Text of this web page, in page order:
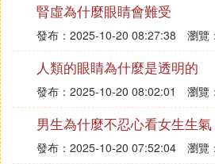
腎虛為什麼眼睛會難受
發布：2025-10-20 08:27:38 瀏覽
人類的眼睛為什麼是透明的
發布：2025-10-20 08:02:01 瀏覽
男生為什麼不忍心看女生生氣
發布：2025-10-20 07:52:04 瀏覽